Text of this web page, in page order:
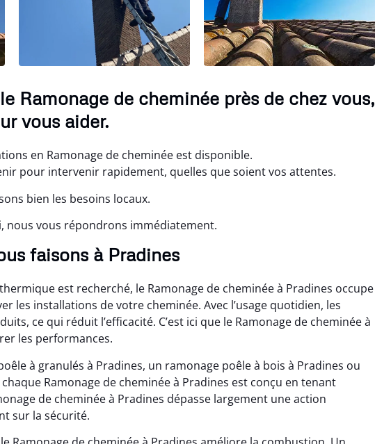
Ramonage de cheminée près de chez vous,
vous aider.
en Ramonage de cheminée est disponible.
pour intervenir rapidement, quelles que soient vos attentes.
bien les besoins locaux.
nous vous répondrons immédiatement.
faisons à Pradines
est recherché, le Ramonage de cheminée à Pradines occupe
les installations de votre cheminée. Avec l’usage quotidien, les
ce qui réduit l’efficacité. C’est ici que le Ramonage de cheminée à
les performances.
à granulés à Pradines, un ramonage poêle à bois à Pradines ou
Ramonage de cheminée à Pradines est conçu en tenant
de cheminée à Pradines dépasse largement une action
sur la sécurité.